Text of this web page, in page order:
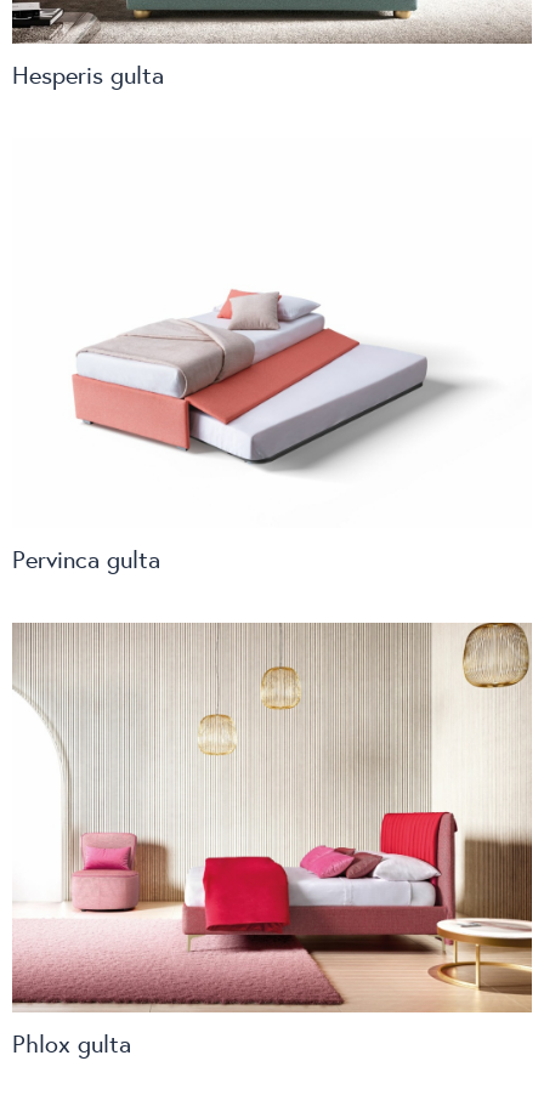
Hesperis gulta
Pervinca gulta
Phlox gulta